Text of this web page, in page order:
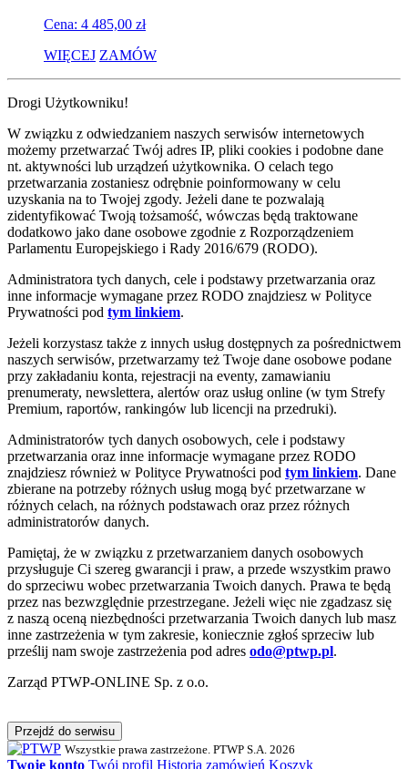
Cena: 4 485,00 zł
WIĘCEJ ZAMÓW
Drogi Użytkowniku!
W związku z odwiedzaniem naszych serwisów internetowych
możemy przetwarzać Twój adres IP, pliki cookies i podobne dane
nt. aktywności lub urządzeń użytkownika. O celach tego
przetwarzania zostaniesz odrębnie poinformowany w celu
uzyskania na to Twojej zgody. Jeżeli dane te pozwalają
zidentyfikować Twoją tożsamość, wówczas będą traktowane
dodatkowo jako dane osobowe zgodnie z Rozporządzeniem
Parlamentu Europejskiego i Rady 2016/679 (RODO).
Administratora tych danych, cele i podstawy przetwarzania oraz
inne informacje wymagane przez RODO znajdziesz w Polityce
Prywatności pod tym linkiem.
Jeżeli korzystasz także z innych usług dostępnych za pośrednictwem
naszych serwisów, przetwarzamy też Twoje dane osobowe podane
przy zakładaniu konta, rejestracji na eventy, zamawianiu
prenumeraty, newslettera, alertów oraz usług online (w tym Strefy
Premium, raportów, rankingów lub licencji na przedruki).
Administratorów tych danych osobowych, cele i podstawy
przetwarzania oraz inne informacje wymagane przez RODO
znajdziesz również w Polityce Prywatności pod tym linkiem. Dane
zbierane na potrzeby różnych usług mogą być przetwarzane w
różnych celach, na różnych podstawach oraz przez różnych
administratorów danych.
Pamiętaj, że w związku z przetwarzaniem danych osobowych
przysługuje Ci szereg gwarancji i praw, a przede wszystkim prawo
do sprzeciwu wobec przetwarzania Twoich danych. Prawa te będą
przez nas bezwzględnie przestrzegane. Jeżeli więc nie zgadzasz się
z naszą oceną niezbędności przetwarzania Twoich danych lub masz
inne zastrzeżenia w tym zakresie, koniecznie zgłoś sprzeciw lub
prześlij nam swoje zastrzeżenia pod adres odo@ptwp.pl.
Zarząd PTWP-ONLINE Sp. z o.o.
Przejdź do serwisu
Wszystkie prawa zastrzeżone. PTWP S.A. 2026
Twoje konto Twój profil Historia zamówień Koszyk